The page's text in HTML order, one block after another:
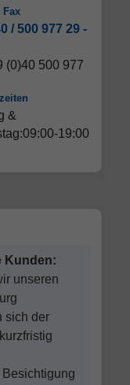
Fax
/ 500 977 29 -
(0)40 500 977
&
19:00
Kunden:
unseren
sich der